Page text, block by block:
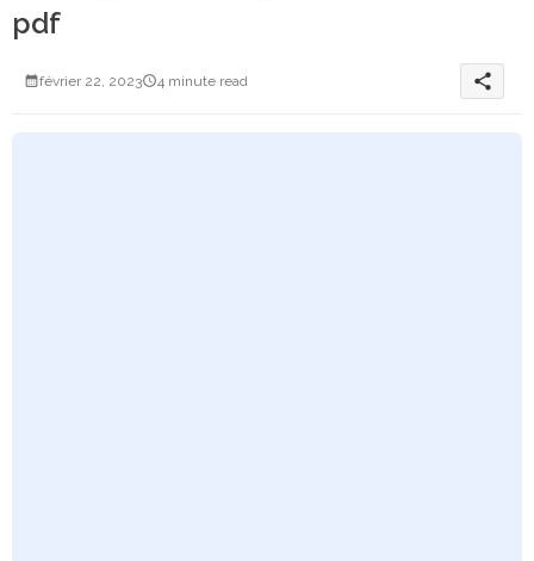
pdf
février 22, 2023 4 minute read share